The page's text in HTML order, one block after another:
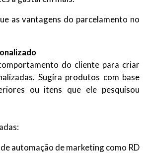
as vantagens do parcelamento no
do cliente para criar
Sugira produtos com base
ou itens que ele pesquisou
automação de marketing como RD